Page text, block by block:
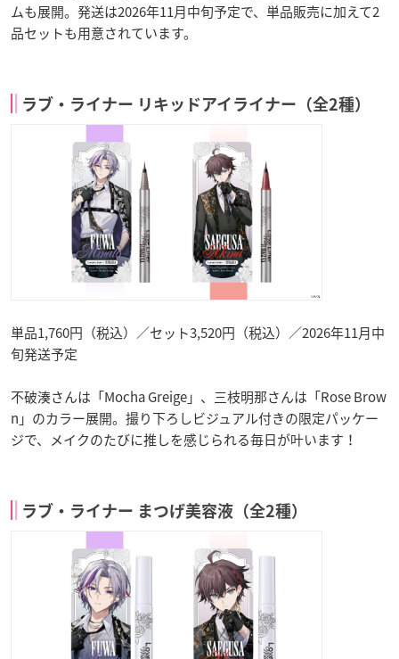
ムも展開。発送は2026年11月中旬予定で、単品販売に加えて2
品セットも用意されています。
ラブ・ライナー リキッドアイライナー（全2種）
単品1,760円（税込）／セット3,520円（税込）／2026年11月中
旬発送予定
不破湊さんは「Mocha Greige」、三枝明那さんは「Rose Brow
n」のカラー展開。撮り下ろしビジュアル付きの限定パッケー
ジで、メイクのたびに推しを感じられる毎日が叶います！
ラブ・ライナー まつげ美容液（全2種）